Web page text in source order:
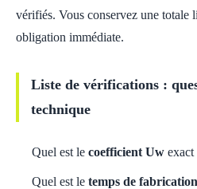
vérifiés. Vous conservez une totale
obligation immédiate.
Liste de vérifications :
technique
Quel est le coefficient Uw
Quel est le temps de fabrication